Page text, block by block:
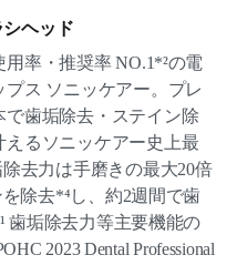
シヘッド
率・推奨率 NO.1*²の電
ス ソニッケアー。プレ
で歯垢除去・ステイン除
るソニッケアー史上最
去力は手磨きの最大20倍
除去*⁴し、約2週間で歯
歯垢除去力等主要機能の
2023 Dental Professional